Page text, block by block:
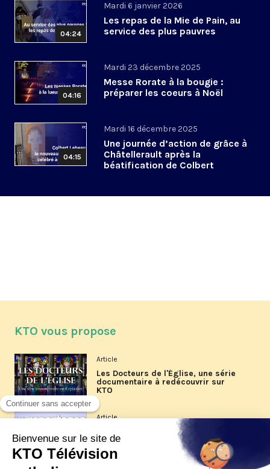
04:24
Mardi 6 janvier 2026
Les repas de la Mie de Pain, au
service des plus pauvres
04:16
Mardi 23 décembre 2025
Messe Rorate à la bougie :
préparer les coeurs à Noël
04:15
Mardi 16 décembre 2025
Une journée d’action de grâce à
Châtellerault après la
béatification de Colbert
KTO vous propose
Article
Les Docteurs de l'Église, une série
documentaire à redécouvrir sur
KTO
Article
Les reportages d'été 2026 de KTO